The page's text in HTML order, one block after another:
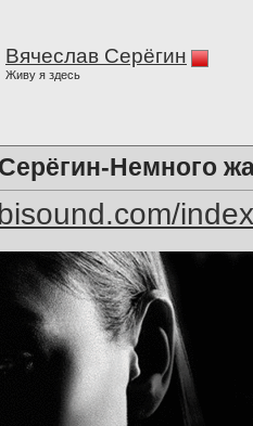
Вячеслав Серёгин
Живу я здесь
Немного